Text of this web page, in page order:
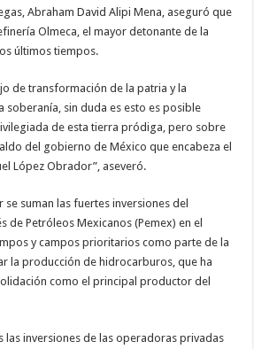
Abraham David Alipi Mena, aseguró que
Olmeca, el mayor detonante de la
últimos tiempos.
de transformación de la patria y la
soberanía, sin duda es esto es posible
de esta tierra pródiga, pero sobre
del gobierno de México que encabeza el
López Obrador”, aseveró.
suman las fuertes inversiones del
de Petróleos Mexicanos (Pemex) en el
y campos prioritarios como parte de la
la producción de hidrocarburos, que ha
como el principal productor del
las inversiones de las operadoras privadas